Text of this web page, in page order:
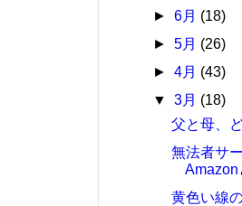
►6月 (18)
►5月 (26)
►4月 (43)
▼3月 (18)
父と母、
無法者サ
Amazon
黄色い線